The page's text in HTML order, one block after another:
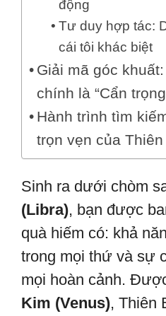
động
Tư duy hợp tác:
cái tôi khác biệt
Giải mã góc khuất:
chính là “Cẩn
Hành trình tìm
trọn vẹn của
Sinh ra dưới chòm
(Libra), bạn được
quà hiếm có: khả
trong mọi thứ và sự
mọi hoàn cảnh.
Kim (Venus), Thiên